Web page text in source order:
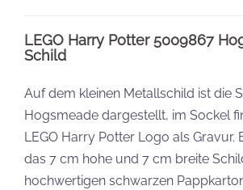
LEGO Harry Potter 5009867
Schild
Auf dem kleinen Metallschild ist die
Hogsmeade dargestellt, im Sockel
LEGO Harry Potter Logo als Gravur.
das 7 cm hohe und 7 cm breite
hochwertigen schwarzen